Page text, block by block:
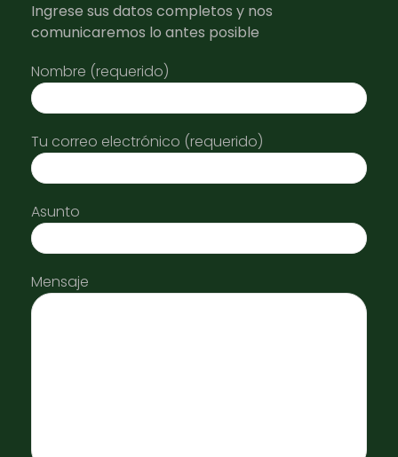
Ingrese sus datos completos y nos
comunicaremos lo antes posible
Nombre (requerido)
Tu correo electrónico (requerido)
Asunto
Mensaje